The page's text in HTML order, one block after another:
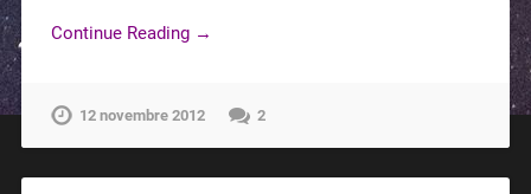
Continue Reading →
12 novembre 2012 2